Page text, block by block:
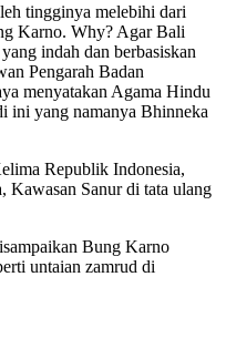
tingginya melebihi dari
Karno. Why? Agar Bali
indah dan berbasiskan
Pengarah Badan
menyatakan Agama Hindu
ini yang namanya Bhinneka
Republik Indonesia,
Kawasan Sanur di tata ulang
Bung Karno
untaian zamrud di